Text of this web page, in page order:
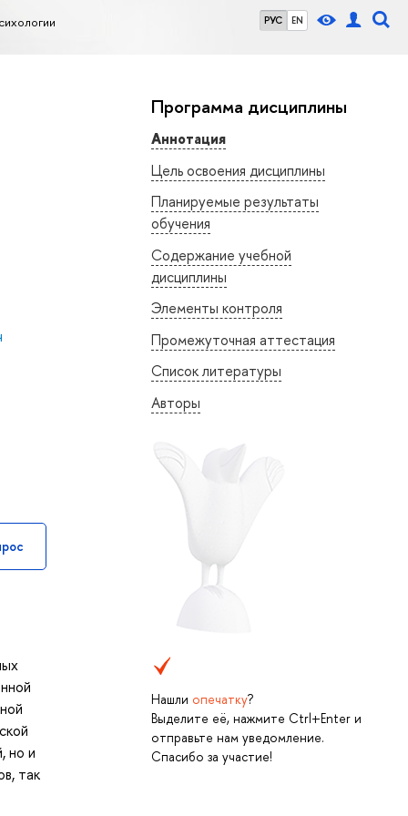
РУС EN
Программа дисциплины
Аннотация
Цель освоения дисциплины
Планируемые результаты
обучения
Содержание учебной
дисциплины
Элементы контроля
Промежуточная аттестация
Список литературы
Авторы
Нашли опечатку?
Выделите её, нажмите Ctrl+Enter и
отправьте нам уведомление.
Спасибо за участие!
но и
так